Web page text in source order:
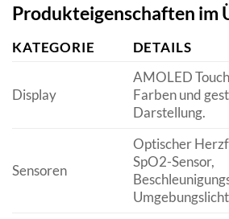
Produkteigenschaften im
KATEGORIE DETAILS
Display
AMOLED
Farben und
Darstellung.
Sensoren
Optischer
SpO2-Sensor,